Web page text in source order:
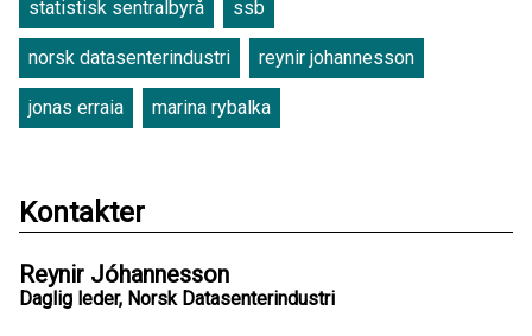
statistisk sentralbyrå ssb
norsk datasenterindustri reynir johannesson
jonas erraia marina rybalka
Kontakter
Reynir Jóhannesson
Daglig leder, Norsk Datasenterindustri